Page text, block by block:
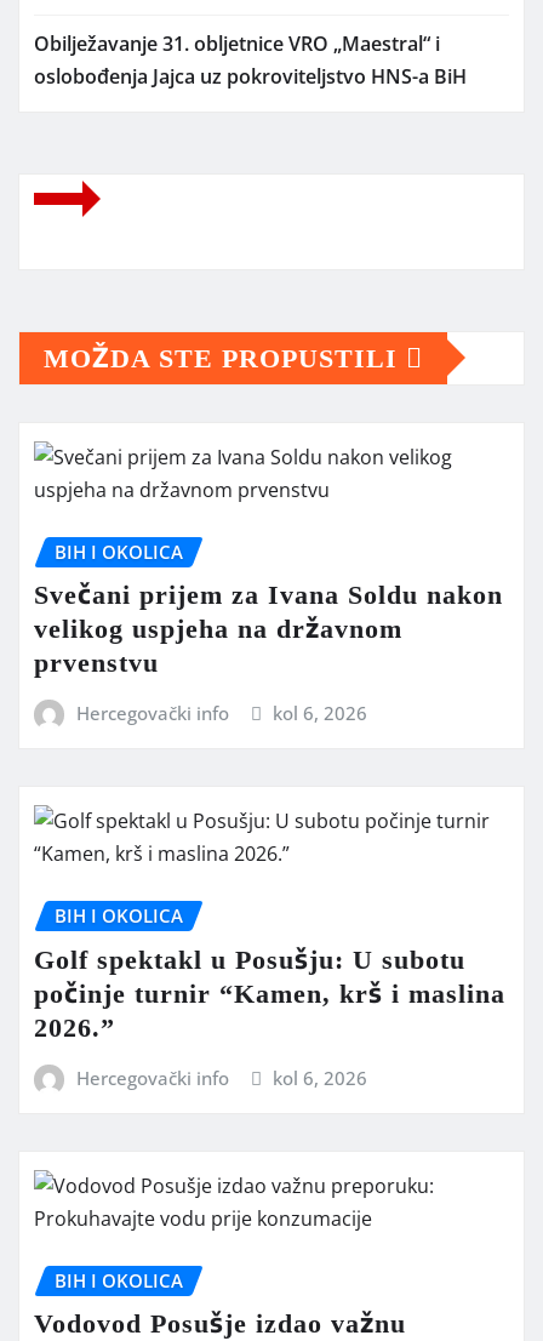
Obilježavanje 31. obljetnice VRO „Maestral“ i
oslobođenja Jajca uz pokroviteljstvo HNS-a BiH
MOŽDA STE PROPUSTILI
BIH I OKOLICA
Svečani prijem za Ivana Soldu nakon
velikog uspjeha na državnom
prvenstvu
Hercegovački info kol 6, 2026
BIH I OKOLICA
Golf spektakl u Posušju: U subotu
počinje turnir “Kamen, krš i maslina
2026.”
Hercegovački info kol 6, 2026
BIH I OKOLICA
Vodovod Posušje izdao važnu